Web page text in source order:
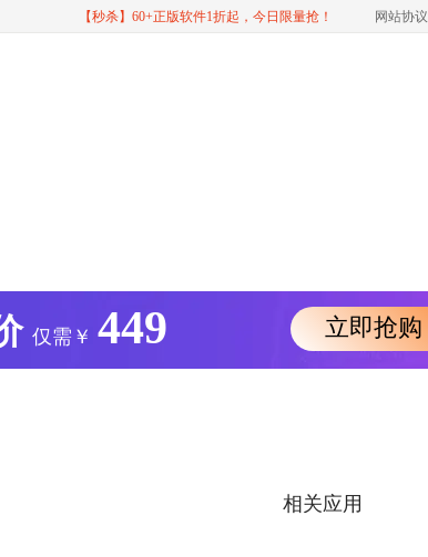
【秒杀】60+正版软件1折起，今日限量抢！ 网站协议
仅需￥ 449 立即抢购
相关应用